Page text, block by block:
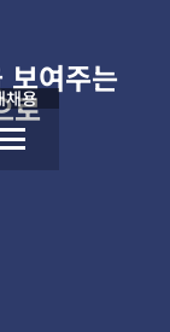
채용
보여주는
로